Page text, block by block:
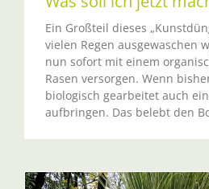
Ein Großteil dieses
vielen Regen ausgewaschen
nun sofort mit einem
Rasen versorgen. Wenn
biologisch gearbeitet auch
aufbringen. Das belebt den